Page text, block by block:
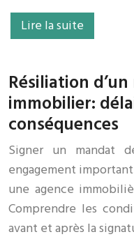
Lire la suite
Résiliation
immobilier:
conséquences
Signer un mandat
engagement
une agence
Comprendre les
avant et après la